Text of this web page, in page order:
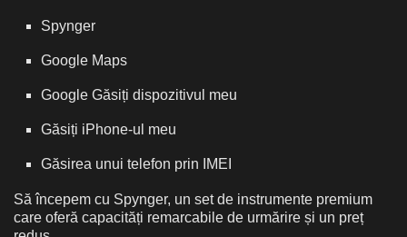
Spynger
Google Maps
Google Găsiți dispozitivul meu
Găsiți iPhone-ul meu
Găsirea unui telefon prin IMEI
Să începem cu Spynger, un set de instrumente premium
care oferă capacități remarcabile de urmărire și un preț